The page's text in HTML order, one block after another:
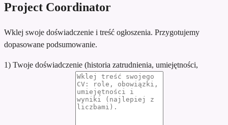
Project Coordinator
Wklej swoje doświadczenie i treść ogłoszenia. Przygotujemy
dopasowane podsumowanie.
1) Twoje doświadczenie (historia zatrudnienia, umiejętności,